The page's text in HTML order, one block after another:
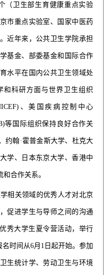
（卫生部生育健康重点实验
市重点实验室、国家中医药
近年来，公共卫生学院承担
基金、部委基金和国际合作
水平在国内公共卫生领域处
和科研方面与世界卫生组织
、美国疾病控制中心
等国际组织保持良好合作关
约翰·霍普金斯大学、杜克大
学、 日本东京大学、香港中
合作关系。
相关领域的优秀人才对北京
促进学生与导师之间的沟通
秀大学生夏令营活动，举行
名时间从6月 1 日起开始。参加
生统计学、劳动卫生与环境